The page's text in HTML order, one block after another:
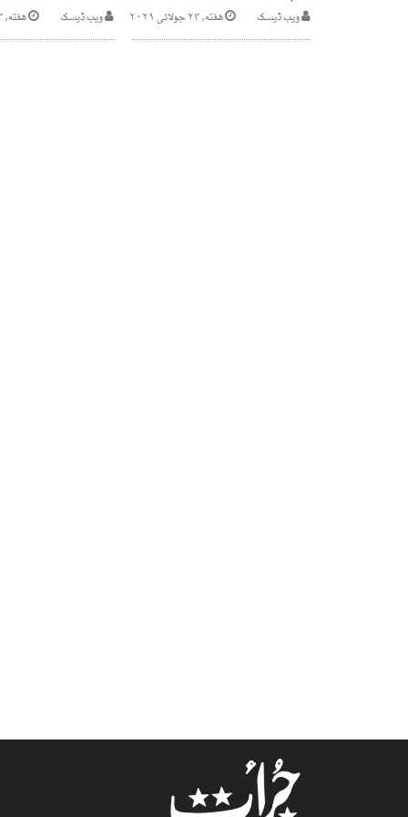
ویب ڈیسک هفته, ۲۴ جولائی ۲۰۲۱ ویب ڈیسک هفته, ۴ ستمبر ۲۰۲۱